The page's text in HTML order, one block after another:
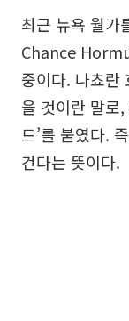
최근 뉴욕 월가
Chance
중이다. 나쵸란
을 것이란 말로
드’를 붙였다.
건다는 뜻이다.